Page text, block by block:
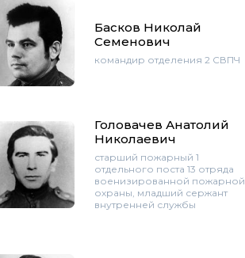
Басков Николай
Семенович
командир отделения 2 СВПЧ
Головачев Анатолий
Николаевич
старший пожарный 1
отдельного поста 13 отряда
военизированной пожарной
охраны, младший сержант
внутренней службы